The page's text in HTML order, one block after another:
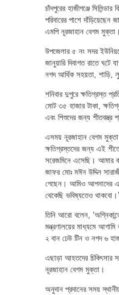
চাঁদপুরের হাজীগঞ্জে
পরিবারের পাশে
এমপি নূরজাহান বেগম মুক্তা।
উপজেলার ৫ নং সদর
জানুয়ারি দিবাগত রাতে ঘটে
নগদ আর্থিক সহয়তা, শাড়ি,
শনিবার দুপুরে ক্ষতিগ্রস্ত
মোট ৩৫ হাজার টাকা,
এবং শিশুদের জন্য শীতবস্ত্র
এসময় নূরজাহান বেগম
ক্ষতিগ্রস্তদের জন্য এই
সরেজমিনে এসেছি। আমার
জাফর মোঃ মঈন উদ্দিন
গেছেন। আমিও আপনাদের
থেকেছি ভবিষ্যতেও থাকবো।’
তিনি আরো বলেন,
মন্ত্রণালয়ের মাধ্যমে
২ বান ঢেউ টিন ও নগদ ৬
এছাড়া আহতদের চিকিৎসার
নূরজাহান বেগম মুক্তা।
অনুদান প্রদানের সময়